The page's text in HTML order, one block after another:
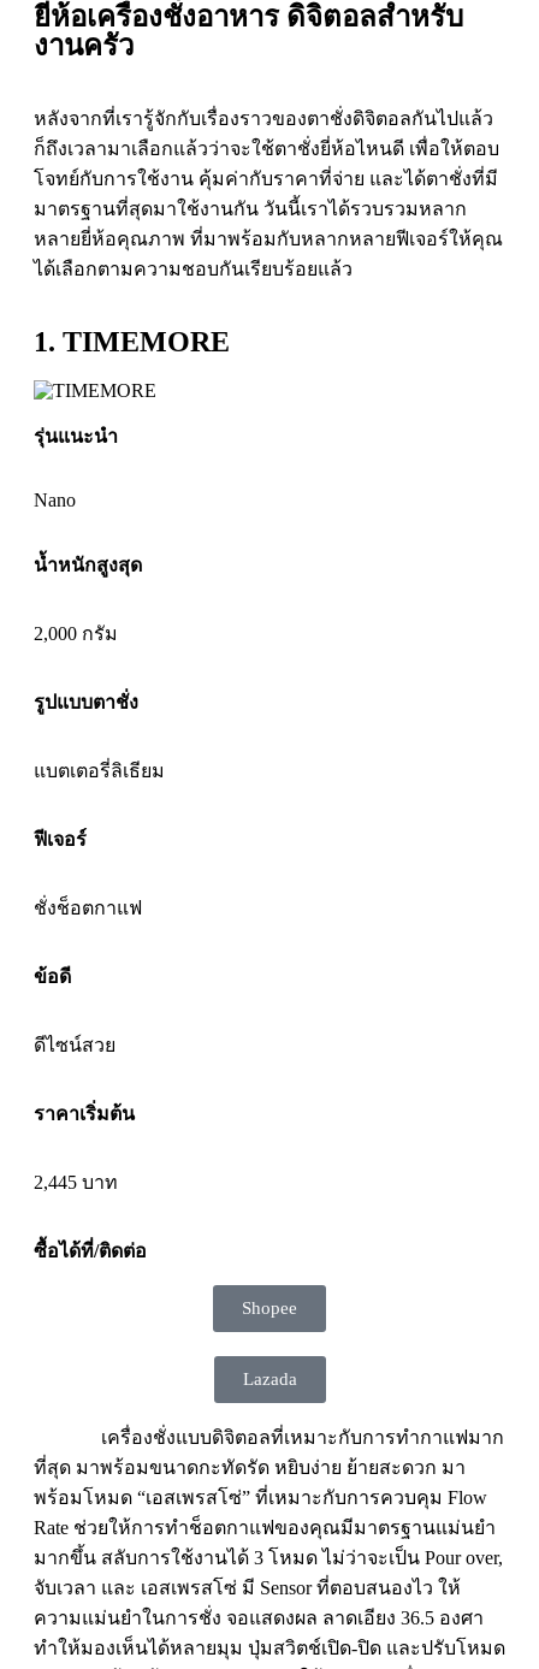
ยี่ห้อเครื่องชั่งอาหาร ดิจิตอลสำหรับ
งานครัว
หลังจากที่เรารู้จักกับเรื่องราวของตาชั่งดิจิตอลกันไปแล้ว
ก็ถึงเวลามาเลือกแล้วว่าจะใช้ตาชั่งยี่ห้อไหนดี เพื่อให้ตอบ
โจทย์กับการใช้งาน คุ้มค่ากับราคาที่จ่าย และได้ตาชั่งที่มี
มาตรฐานที่สุดมาใช้งานกัน วันนี้เราได้รวบรวมหลาก
หลายยี่ห้อคุณภาพ ที่มาพร้อมกับหลากหลายฟีเจอร์ให้คุณ
ได้เลือกตามความชอบกันเรียบร้อยแล้ว
1. TIMEMORE
รุ่นแนะนำ
Nano
น้ำหนักสูงสุด
2,000 กรัม
รูปแบบตาชั่ง
แบตเตอรี่ลิเธียม
ฟีเจอร์
ชั่งช็อตกาแฟ
ข้อดี
ดีไซน์สวย
ราคาเริ่มต้น
2,445 บาท
ซื้อได้ที่/ติดต่อ
Shopee
Lazada
เครื่องชั่งแบบดิจิตอลที่เหมาะกับการทำกาแฟมาก
ที่สุด มาพร้อมขนาดกะทัดรัด หยิบง่าย ย้ายสะดวก มา
พร้อมโหมด “เอสเพรสโซ่” ที่เหมาะกับการควบคุม Flow
Rate ช่วยให้การทำช็อตกาแฟของคุณมีมาตรฐานแม่นยำ
มากขึ้น สลับการใช้งานได้ 3 โหมด ไม่ว่าจะเป็น Pour over,
จับเวลา และ เอสเพรสโซ่ มี Sensor ที่ตอบสนองไว ให้
ความแม่นยำในการชั่ง จอแสดงผล ลาดเอียง 36.5 องศา
ทำให้มองเห็นได้หลายมุม ปุ่มสวิตช์เปิด-ปิด และปรับโหมด